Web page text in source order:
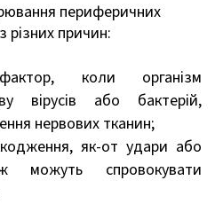
периферичних
різних причин:
коли організм
вірусів або бактерій,
нервових тканин;
як-от удари або
можуть спровокувати